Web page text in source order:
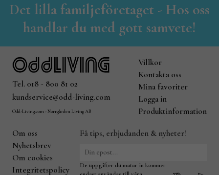
Det lilla familjeföretaget - Hos oss
handlar du med gott samvete!
Tel. 018 - 800 81 02
kundservice@odd-living.com
Odd-Living.com - Norrgården Living AB
Villkor
Kontakta oss
Mina favoriter
Logga in
Produktinformation
Om oss
Nyhetsbrev
Om cookies
Integritetspolicy
Få tips, erbjudanden & nyheter!
De uppgifter du matar in kommer